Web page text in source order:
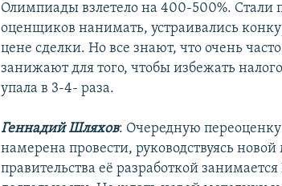
Олимпиады взлетело на 400-500%. Стали
оценщиков нанимать, устраивались
цене сделки. Но все знают, что очень
занижают для того, чтобы избежать
упала в 3-4- раза.
Геннадий Шляхов: Очередную
намерена провести, руководствуясь
правительства её разработкой